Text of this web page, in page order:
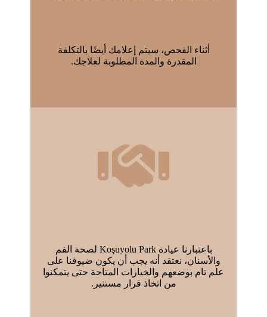
أثناء الفحص، سيتم إعلامك أيضًا بالتكلفة
المقدرة والمدة المطلوبة لعلاجك.
باعتبارنا عيادة Koşuyolu Park لصحة الفم
والأسنان، نعتقد أنه يجب أن يكون ضيوفنا على
علم تام بوضعهم والخيارات المتاحة حتى يتمكنوا
من اتخاذ قرار مستنير.